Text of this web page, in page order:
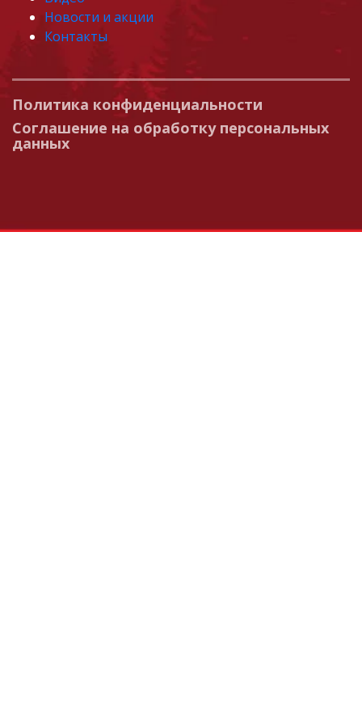
Новости и акции
Контакты
Политика конфиденциальности
Соглашение на обработку персональных
данных